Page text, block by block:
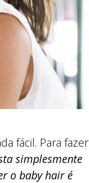
fácil. Para fazer
simplesmente
o baby hair é